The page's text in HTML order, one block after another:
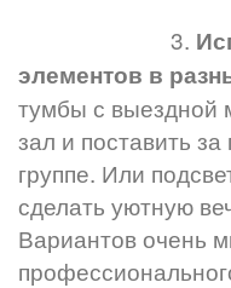
⠀⠀⠀⠀⠀⠀⠀⠀⠀3.
элементов в
тумбы с выездной
зал и поставить
группе. Или
сделать уютную
Вариантов очень